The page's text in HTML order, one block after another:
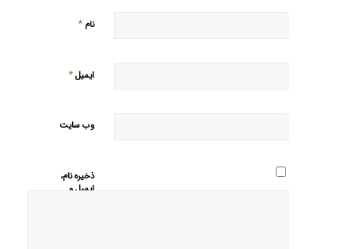
نام *
ایمیل*
وب‌ سایت
ذخیره نام،
ایمیل و